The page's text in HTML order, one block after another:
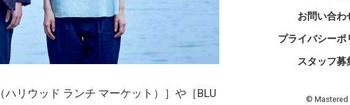
（ハリウッド ランチ マーケット） ］や［BLU
お問い合わ
プライバシーポ
スタッフ募
© Mastered